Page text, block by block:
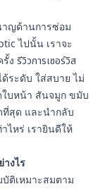
าญด้านการซ่อม
ไปนั้น เราจะ
ง รีวิวการเซอร์วิส
ระดับ ใส่สบาย ไม่
บหน้า สันจมูก ขมับ
ที่สุด และนำกลับ
ไหร่ เรายินดีให้
งไร
ติเหมาะสมตาม